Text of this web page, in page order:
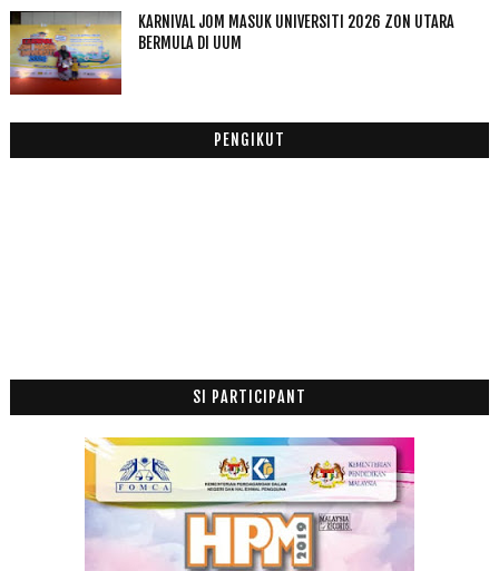
►Jun(20)
▼Mei(2)
Dah Masuk Trimester: Hidungku Ada Ketulan Darah
Dah lama tak update ni.....
►Mac(6)
KARNIVAL JOM MASUK UNIVERSITI 2026 ZON UTARA
BERMULA DI UUM
PENGIKUT
SI PARTICIPANT